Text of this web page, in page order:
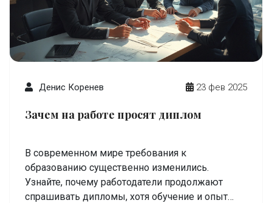
Денис Коренев 23 фев 2025
Зачем на работе просят диплом
В современном мире требования к
образованию существенно изменились.
Узнайте, почему работодатели продолжают
спрашивать дипломы, хотя обучение и опыт